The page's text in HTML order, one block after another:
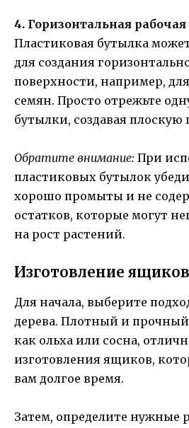
4. Горизонтальная
Пластиковая бутылка
для создания
поверхности, например,
семян. Просто отрежьте
бутылки, создавая плоскую
Обратите внимание: При
пластиковых бутылок
хорошо промыты и не
остатков, которые могут
на рост растений.
Изготовление ящиков
Для начала, выберите
дерева. Плотный и
как ольха или сосна,
изготовления ящиков,
вам долгое время.
Затем, определите нужные